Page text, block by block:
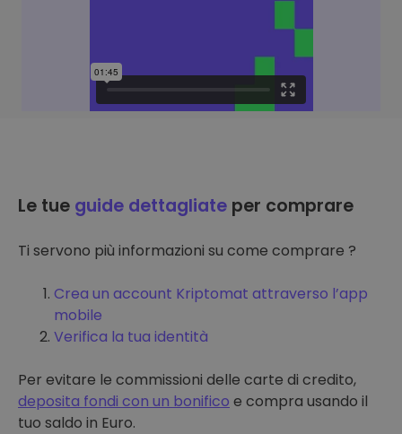
Le tue guide dettagliate per comprare
Ti servono più informazioni su come comprare ?
Crea un account Kriptomat attraverso l’app
mobile
Verifica la tua identità
Per evitare le commissioni delle carte di credito,
deposita fondi con un bonifico e compra usando il
tuo saldo in Euro.